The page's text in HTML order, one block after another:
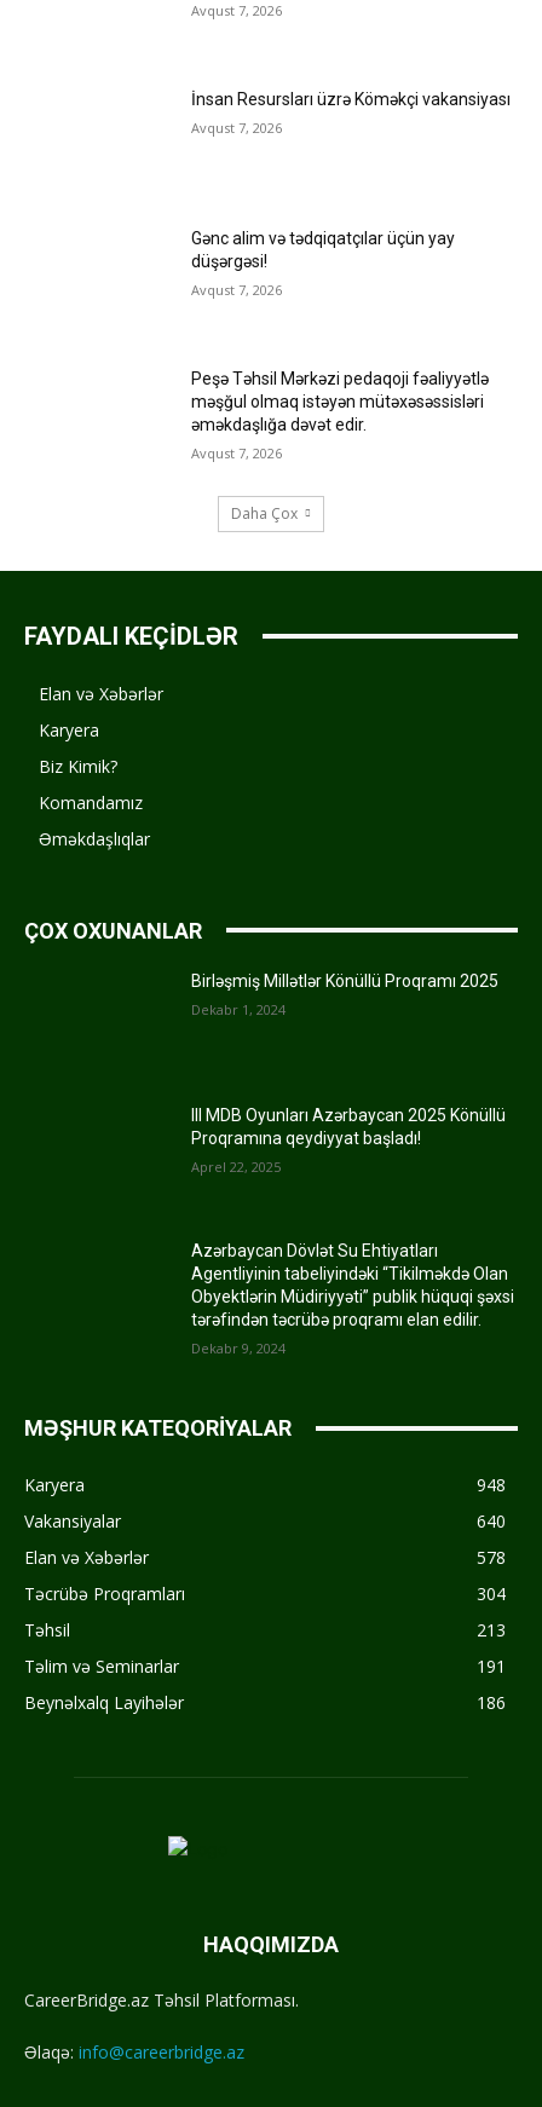
Avqust 7, 2026
İnsan Resursları üzrə Köməkçi vakansiyası
Avqust 7, 2026
Gənc alim və tədqiqatçılar üçün yay
düşərgəsi!
Avqust 7, 2026
Peşə Təhsil Mərkəzi pedaqoji fəaliyyətlə
məşğul olmaq istəyən mütəxəsəssisləri
əməkdaşlığa dəvət edir.
Avqust 7, 2026
Daha Çox
FAYDALI KEÇİDLƏR
Elan və Xəbərlər
Karyera
Biz Kimik?
Komandamız
Əməkdaşlıqlar
ÇOX OXUNANLAR
Birləşmiş Millətlər Könüllü Proqramı 2025
Dekabr 1, 2024
III MDB Oyunları Azərbaycan 2025 Könüllü
Proqramına qeydiyyat başladı!
Aprel 22, 2025
Azərbaycan Dövlət Su Ehtiyatları
Agentliyinin tabeliyindəki “Tikilməkdə Olan
Obyektlərin Müdiriyyəti” publik hüquqi şəxsi
tərəfindən təcrübə proqramı elan edilir.
Dekabr 9, 2024
MƏŞHUR KATEQORİYALAR
Karyera
948
Vakansiyalar
640
Elan və Xəbərlər
578
Təcrübə Proqramları
304
Təhsil
213
Təlim və Seminarlar
191
Beynəlxalq Layihələr
186
HAQQIMIZDA
CareerBridge.az Təhsil Platforması.
Əlaqə: info@careerbridge.az